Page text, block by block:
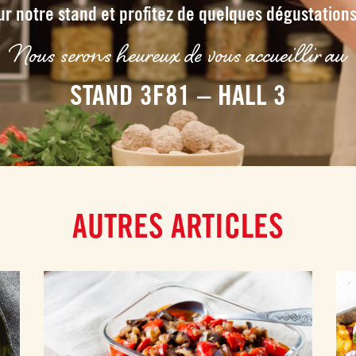
notre stand et profitez de quelques
Nous serons heureux de vous accueillir au
STAND 3F81 – HALL 3
AUTRES ARTICLES